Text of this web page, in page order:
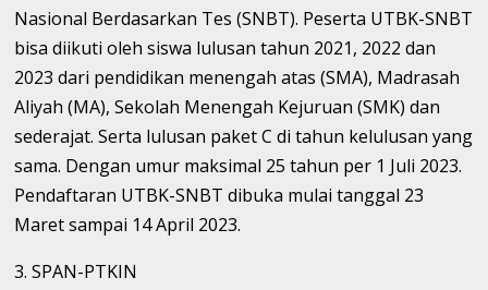
Nasional Berdasarkan Tes (SNBT). Peserta UTBK-SNBT
bisa diikuti oleh siswa lulusan tahun 2021, 2022 dan
2023 dari pendidikan menengah atas (SMA), Madrasah
Aliyah (MA), Sekolah Menengah Kejuruan (SMK) dan
sederajat. Serta lulusan paket C di tahun kelulusan yang
sama. Dengan umur maksimal 25 tahun per 1 Juli 2023.
Pendaftaran UTBK-SNBT dibuka mulai tanggal 23
Maret sampai 14 April 2023.
3. SPAN-PTKIN